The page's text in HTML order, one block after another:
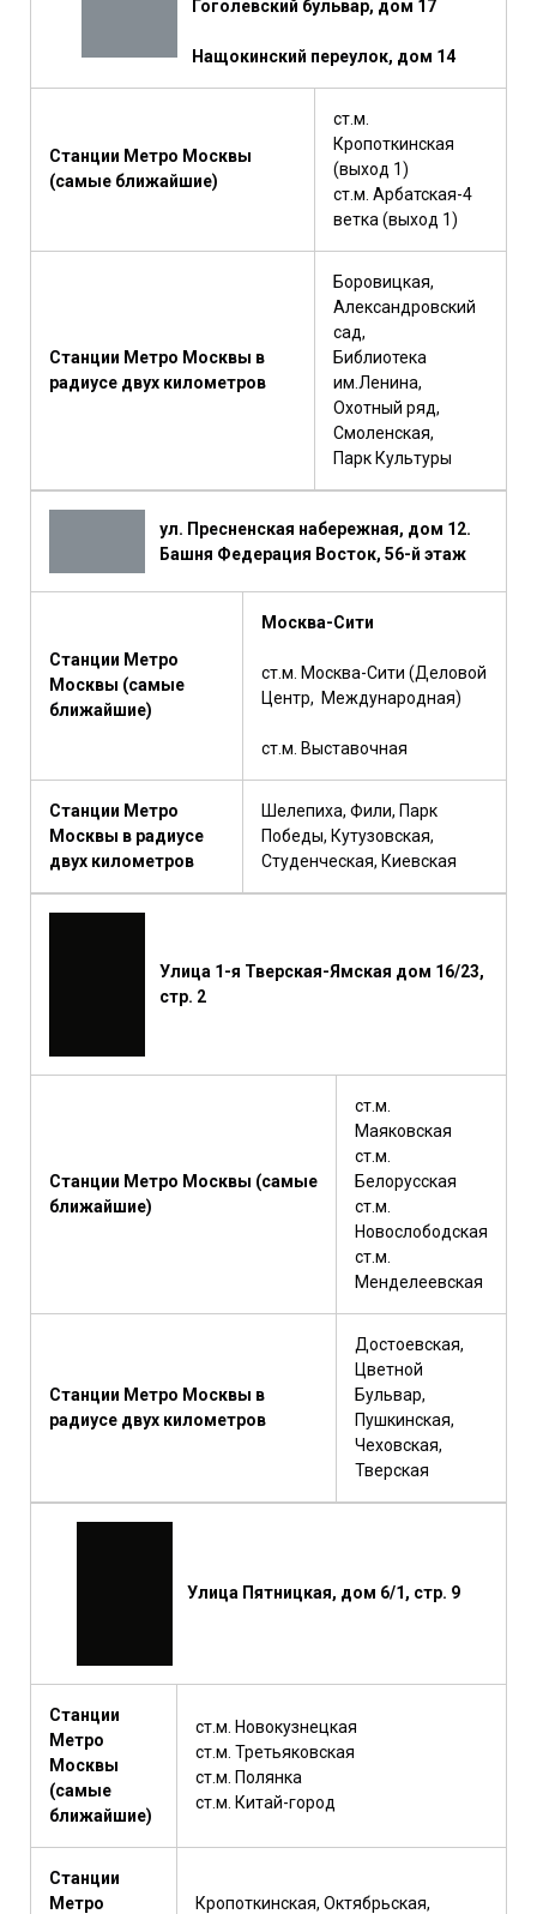
Гоголевский бульвар, дом 17
Нащокинский переулок, дом 14
Станции Метро Москвы
(самые ближайшие)
ст.м.
Кропоткинская
(выход 1)
ст.м. Арбатская-4
ветка (выход 1)
Станции Метро Москвы в
радиусе двух километров
Боровицкая,
Александровский
сад,
Библиотека
им.Ленина,
Охотный ряд,
Смоленская,
Парк Культуры
ул. Пресненская набережная, дом 12.
Башня Федерация Восток, 56-й этаж
Станции Метро
Москвы (самые
ближайшие)
Москва-Сити
ст.м. Москва-Сити (Деловой
Центр, Международная)
ст.м. Выставочная
Станции Метро
Москвы в радиусе
двух километров
Шелепиха, Фили, Парк
Победы, Кутузовская,
Студенческая, Киевская
Улица 1-я Тверская-Ямская дом 16/23,
стр. 2
Станции Метро Москвы (самые
ближайшие)
ст.м.
Маяковская
ст.м.
Белорусская
ст.м.
Новослободская
ст.м.
Менделеевская
Станции Метро Москвы в
радиусе двух километров
Достоевская,
Цветной
Бульвар,
Пушкинская,
Чеховская,
Тверская
Улица Пятницкая, дом 6/1, стр. 9
Станции
Метро
Москвы
(самые
ближайшие)
ст.м. Новокузнецкая
ст.м. Третьяковская
ст.м. Полянка
ст.м. Китай-город
Станции
Метро
Кропоткинская, Октябрьская,